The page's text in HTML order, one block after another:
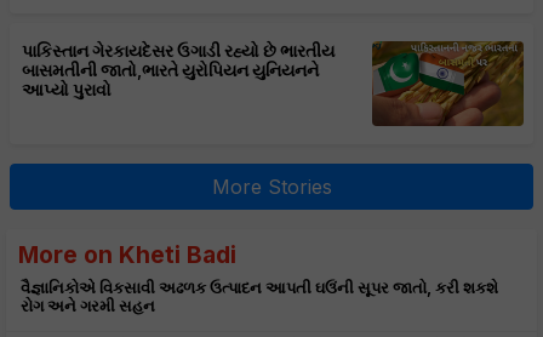
પાકિસ્તાન ગેરકાયદેસર ઉગાડી રહ્યો છે ભારતીય
બાસમતીની જાતો,ભારતે યુરોપિયન યુનિયનને
આપ્યો પુરાવો
More Stories
More on Kheti Badi
વૈજ્ઞાનિકોએ વિકસાવી અઢળક ઉત્પાદન આપતી ઘઉંની સૂપર જાતો, કરી શકશે
રોગ અને ગરમી સહન